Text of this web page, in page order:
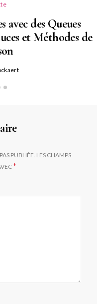
avec des Queues
et Méthodes de
PUBLIÉE. LES CHAMPS
*